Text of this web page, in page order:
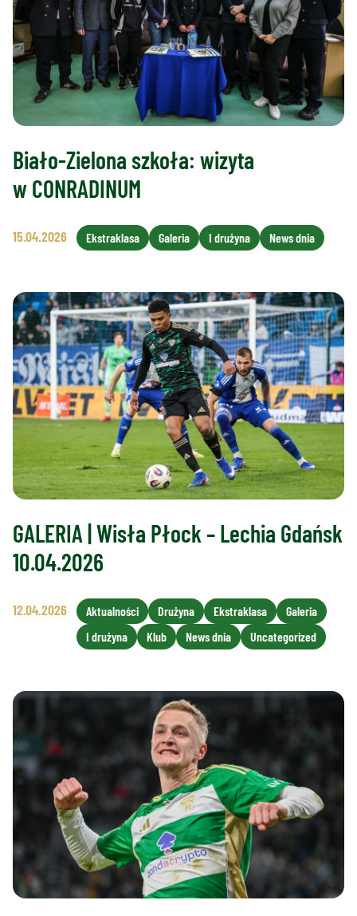
Biało-Zielona szkoła: wizyta
w CONRADINUM
15.04.2026 Ekstraklasa Galeria I drużyna News dnia
GALERIA | Wisła Płock – Lechia Gdańsk
10.04.2026
12.04.2026 Aktualności Drużyna Ekstraklasa
Galeria
I drużyna
Klub News dnia Uncategorized